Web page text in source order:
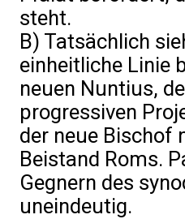
steht.
B) Tatsächlich
einheitliche Linie
neuen Nuntius,
progressiven
der neue Bischof
Beistand Roms.
Gegnern des
uneindeutig.